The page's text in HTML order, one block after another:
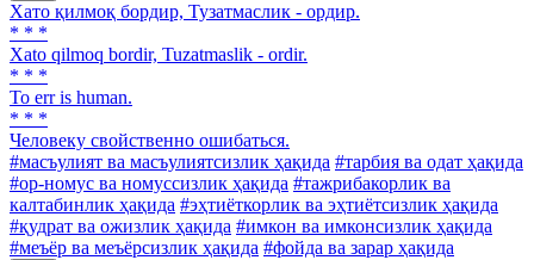
Хато қилмоқ бордир, Тузатмаслик - ордир.
* * *
Xato qilmoq bordir, Tuzatmaslik - ordir.
* * *
To err is human.
* * *
Человеку свойственно ошибаться.
#масъулият ва масъулиятсизлик ҳақида #тарбия ва одат ҳақида
#ор-номус ва номуссизлик ҳақида #тажрибакорлик ва
калтабинлик ҳақида #эҳтиёткорлик ва эҳтиётсизлик ҳақида
#қудрат ва ожизлик ҳақида #имкон ва имконсизлик ҳақида
#меъёр ва меъёрсизлик ҳақида #фойда ва зарар ҳақида